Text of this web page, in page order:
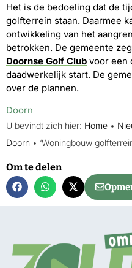
Het is de bedoeling dat de
golfterrein staan. Daarmee
ontwikkeling van het
betrokken. De gemeente
Doornse Golf Club voor een
daadwerkelijk start. De
over de plannen.
Doorn
U bevindt zich hier: Home •
Doorn • ‘Woningbouw
Om te delen